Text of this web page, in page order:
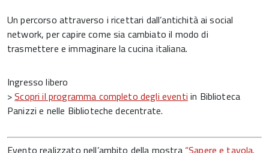
Un percorso attraverso i ricettari dall’antichità ai social
network, per capire come sia cambiato il modo di
trasmettere e immaginare la cucina italiana.
Ingresso libero
>Scopri il programma completo degli eventi in Biblioteca
Panizzi e nelle Biblioteche decentrate.
Evento realizzato nell’ambito della mostra “Sapere e tavola.